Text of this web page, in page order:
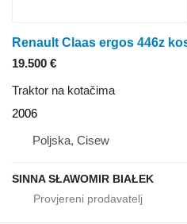
Renault Claas ergos 446z
19.500 €
Traktor na kotačima
2006
Poljska, Cisew
SINNA SŁAWOMIR BIAŁEK